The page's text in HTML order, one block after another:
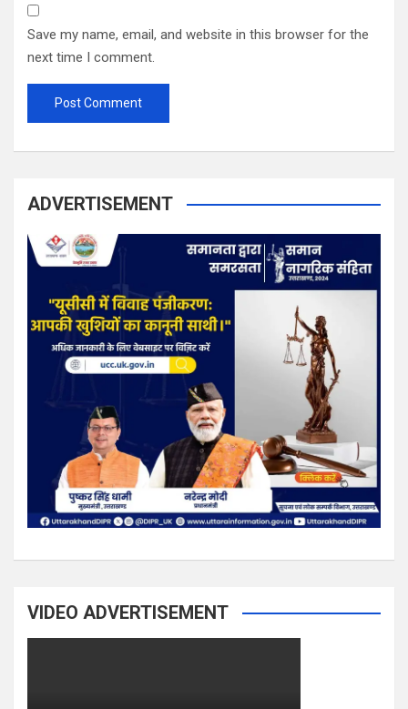
Save my name, email, and website in this browser for the
next time I comment.
ADVERTISEMENT
VIDEO ADVERTISEMENT